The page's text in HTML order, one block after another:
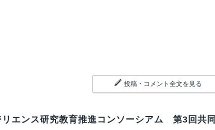
投稿・コメント全文を見る
エンス研究教育推進コンソーシアム 第3回共同